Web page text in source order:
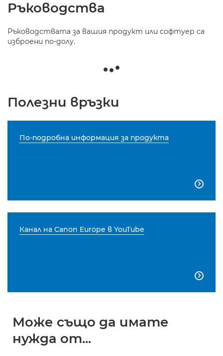
Ръководства
Ръководствата за вашия продукт или софтуер са
изброени по-долу.
Полезни връзки
По-подробна информация за продукта

Канал на Canon Europe в YouTube

Може също да имате
нужда от...